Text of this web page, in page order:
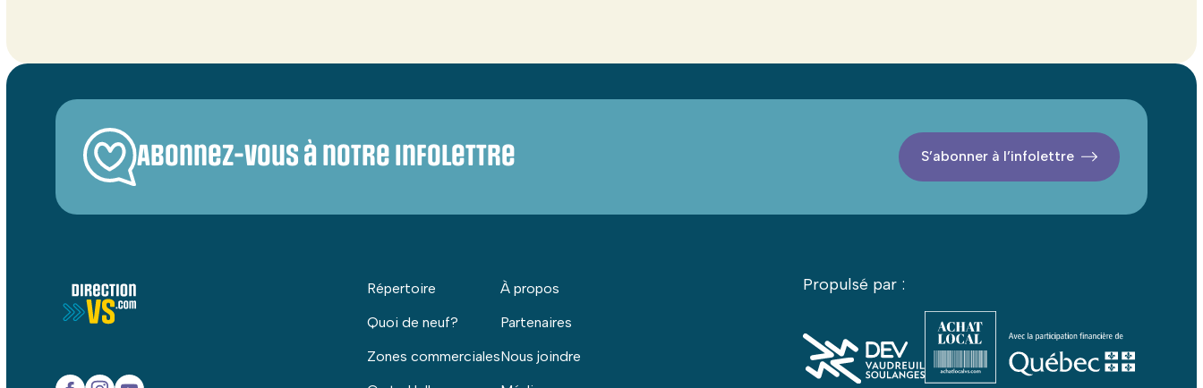
Abonnez-vous à notre infolettre S’abonner à l’infolettre
Répertoire
Quoi de neuf?
Zones commerciales
À propos
Partenaires
Nous joindre
Propulsé par :